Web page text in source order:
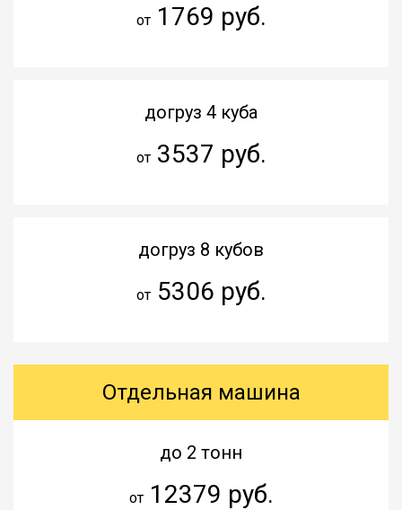
от1769 руб.
догруз 4 куба
от3537 руб.
догруз 8 кубов
от5306 руб.
Отдельная машина
до 2 тонн
от12379 руб.